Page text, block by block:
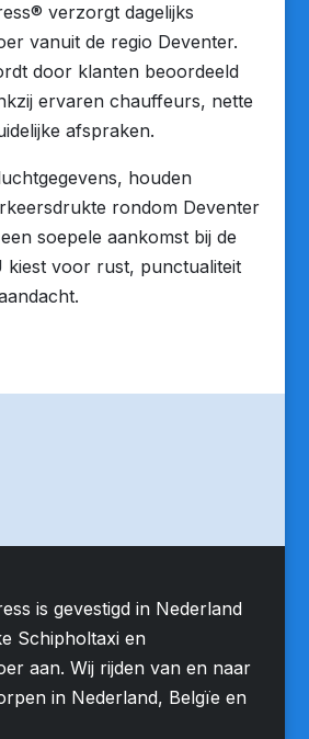
verzorgt dagelijks
vanuit de regio Deventer.
door klanten beoordeeld
ervaren chauffeurs, nette
afspraken.
houden
rondom Deventer
soepele aankomst bij de
kiest voor rust, punctualiteit
is gevestigd in Nederland
Schipholtaxi en
aan. Wij rijden van en naar
in Nederland, Belgïe en